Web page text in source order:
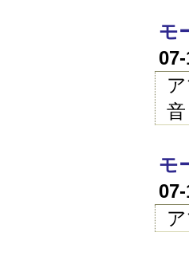
モ
音
モ